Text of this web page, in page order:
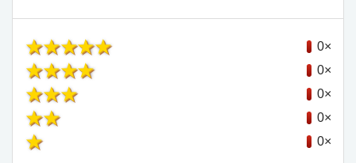
0×
0×
0×
0×
0×